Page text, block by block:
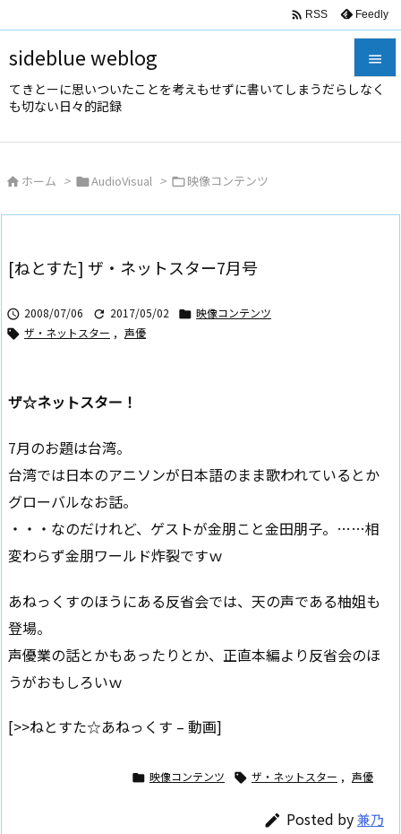
sideblue weblog
てきとーに思いついたことを考えもせずに書いてしまうだらしなく
も切ない日々的記録



 RSS Feedly
 ホーム > AudioVisual > 映像コンテンツ
[ねとすた] ザ・ネットスター7月号
 2008/07/06  2017/05/02  映像コンテンツ
 ザ・ネットスター , 声優
ザ☆ネットスター！
7月のお題は台湾。
台湾では日本のアニソンが日本語のまま歌われているとか
グローバルなお話。
・・・なのだけれど、ゲストが金朋こと金田朋子。……相
変わらず金朋ワールド炸裂ですｗ
あねっくすのほうにある反省会では、天の声である柚姐も
登場。
声優業の話とかもあったりとか、正直本編より反省会のほ
うがおもしろいｗ
[>>ねとすた☆あねっくす – 動画]
 映像コンテンツ  ザ・ネットスター , 声優
 Posted by兼乃